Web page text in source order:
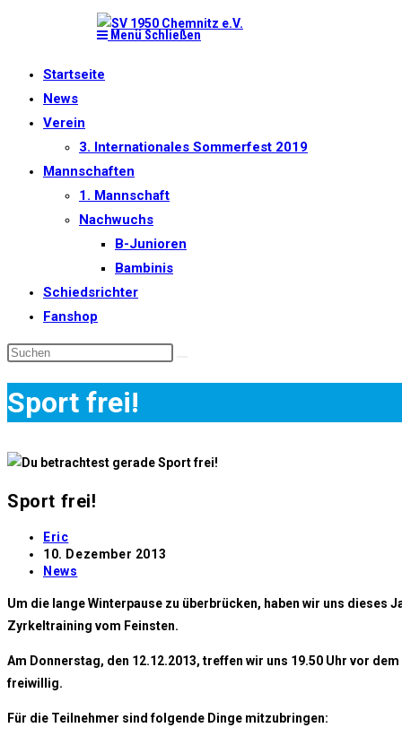
Menü Schließen
Startseite
News
Verein
3. Internationales Sommerfest 2019
Mannschaften
1. Mannschaft
Nachwuchs
B-Junioren
Bambinis
Schiedsrichter
Fanshop
Sport frei!
Sport frei!
Beitrags-
Autor:
Eric
Beitrag
veröffentlicht:
10. Dezember 2013
Beitrags-
News
Um die lange Winterpause zu überbrücken, haben wir uns dieses
Zyrkeltraining vom Feinsten.
Am Donnerstag, den 12.12.2013, treffen wir uns 19.50 Uhr vor
freiwillig.
Für die Teilnehmer sind folgende Dinge mitzubringen: